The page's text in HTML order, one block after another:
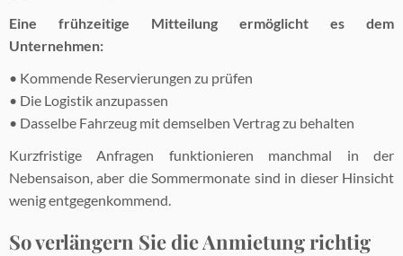
Eine frühzeitige Mitteilung ermöglicht es dem
Unternehmen:
• Kommende Reservierungen zu prüfen
• Die Logistik anzupassen
• Dasselbe Fahrzeug mit demselben Vertrag zu behalten
Kurzfristige Anfragen funktionieren manchmal in der
Nebensaison, aber die Sommermonate sind in dieser Hinsicht
wenig entgegenkommend.
So verlängern Sie die Anmietung richtig